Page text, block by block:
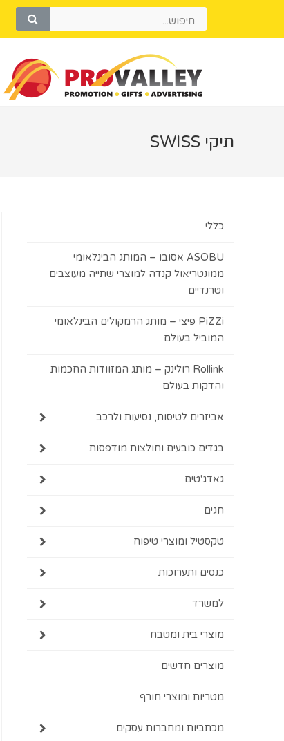
תיקי SWISS
כללי
ASOBU אסובו – המותג הבינלאומי
ממונטריאול קנדה למוצרי שתייה מעוצבים
וטרנדיים
PiZZi פיצי – מותג הרמקולים הבינלאומי
המוביל בעולם
Rollink רולינק – מותג המזוודות החכמות
והדקות בעולם
אביזרים לטיסות, נסיעות ולרכב
בגדים כובעים וחולצות מודפסות
גאדג'טים
חגים
טקסטיל ומוצרי טיפוח
כנסים ותערוכות
למשרד
מוצרי בית ומטבח
מוצרים חדשים
מטריות ומוצרי חורף
מכתביות ומחברות עסקים